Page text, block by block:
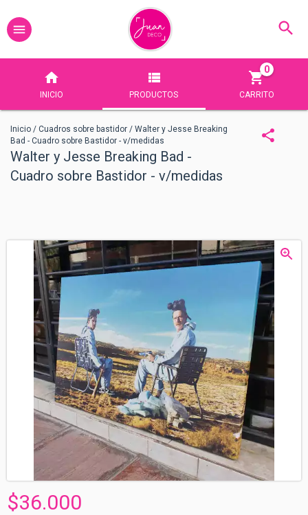
INICIO PRODUCTOS CARRITO
0
Inicio / Cuadros sobre bastidor / Walter y Jesse Breaking
Bad - Cuadro sobre Bastidor - v/medidas
Walter y Jesse Breaking Bad -
Cuadro sobre Bastidor - v/medidas
$36.000